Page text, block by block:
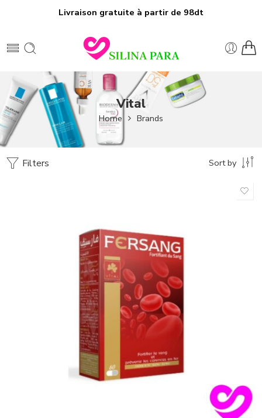
Livraison gratuite à partir de 98dt
Vital
Home Brands
Filters Sort by